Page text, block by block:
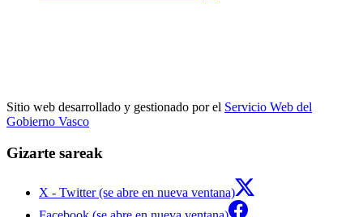
Sitio web desarrollado y gestionado por el Servicio Web del
Gobierno Vasco
Gizarte sareak
X - Twitter (se abre en nueva ventana)